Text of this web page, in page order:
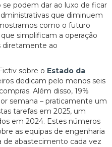
podem dar ao luxo de ficar
que diminuem
como o futuro
simplificam a operação
diretamente ao
sobre o Estado da
dedicam pelo menos seis
Além disso, 19%
semana – praticamente um
tarefas em 2025, um
em 2024. Estes números
as equipas de engenharia
de abastecimento cada vez